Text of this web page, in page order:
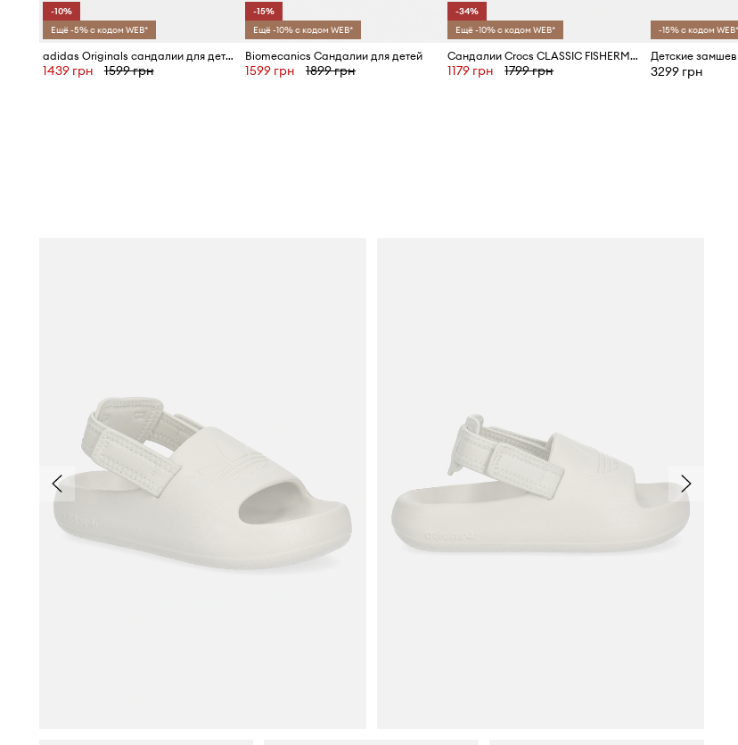
-10%
Ещё -5% с кодом WEB*
adidas Originals сандалии для детей CAMPUS 00s FOAM SLIDE
1439 грн 1599 грн
-15%
Ещё -10% с кодом WEB*
Biomecanics Сандалии для детей
1599 грн 1899 грн
-34%
Ещё -10% с кодом WEB*
Сандалии Crocs CLASSIC FISHERMAN KIDS
1179 грн 1799 грн
-15% с кодом WEB*
3299 грн